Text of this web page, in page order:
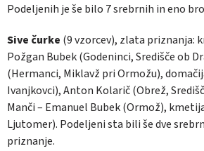
Podeljenih je še bilo 7 srebrnih in eno
Sive čurke (9 vzorcev), zlata priznanja:
Požgan Bubek (Godeninci, Središče ob
(Hermanci, Miklavž pri Ormožu),
Ivanjkovci), Anton Kolarič (Obrež,
Manči – Emanuel Bubek (Ormož),
Ljutomer). Podeljeni sta bili še dve
priznanje.